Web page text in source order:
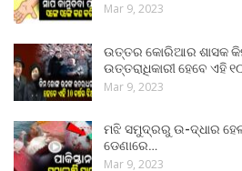
Mar 9, 2023
ଉତ୍ତର କୋରିଆର ଶାସକ
ଉତ୍ତରାଧିକାରୀ ହେବେ ଏହି
Mar 9, 2023
ମଝି ସମୁଦ୍ରରୁ ଉ-ଦ୍ଧାର
ଡେଣାରେ…
Mar 9, 2023